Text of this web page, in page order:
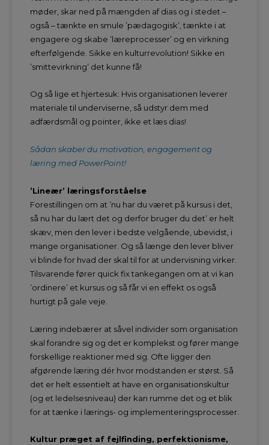
møder, skar ned på mængden af dias og i stedet –
også – tænkte en smule ’pædagogisk’, tænkte i at
engagere og skabe ’læreprocesser’ og en virkning
efterfølgende. Sikke en kulturrevolution! Sikke en
’smittevirkning’ det kunne få!
Og så lige et hjertesuk: Hvis organisationen leverer
materiale til underviserne, så udstyr dem med
adfærdsmål og pointer, ikke et læs dias!
Sådan skaber du motivation, engagement og
læring med PowerPoint!
’Lineær’ læringsforståelse
Forestillingen om at ’nu har du været på kursus i det,
så nu har du lært det og derfor bruger du det’ er helt
skæv, men den lever i bedste velgående, ubevidst, i
mange organisationer. Og så længe den lever bliver
vi blinde for hvad der skal til for at undervisning virker.
Tilsvarende fører quick fix tankegangen om at vi kan
’ordinere’ et kursus og så får vi en effekt os også
hurtigt på gale veje.
Læring indebærer at såvel individer som organisation
skal forandre sig og det er komplekst og fører mange
forskellige reaktioner med sig. Ofte ligger den
afgørende læring dér hvor modstanden er størst. Så
det er helt essentielt at have en organisationskultur
(og et ledelsesniveau) der kan rumme det og et blik
for at tænke i lærings- og implementeringsprocesser.
Kultur præget af fejlfinding, perfektionisme,